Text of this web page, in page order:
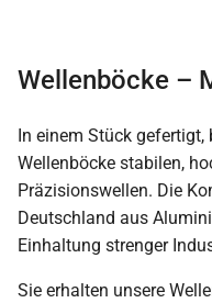
Wellenböcke –
In einem Stück
Wellenböcke stabilen,
Präzisionswellen. Die
Deutschland aus
Einhaltung strenger
Sie erhalten unsere